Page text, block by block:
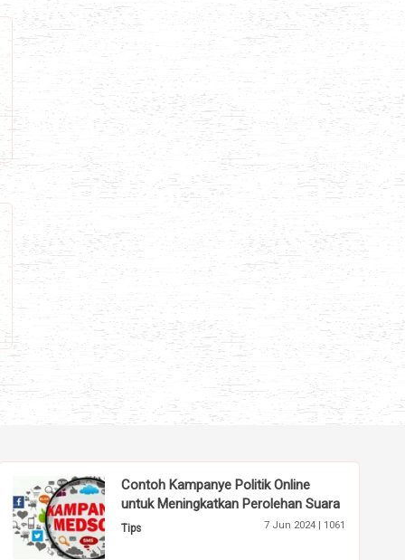
Contoh Kampanye Politik Online
untuk Meningkatkan Perolehan Suara
Tips 7 Jun 2024 | 1061